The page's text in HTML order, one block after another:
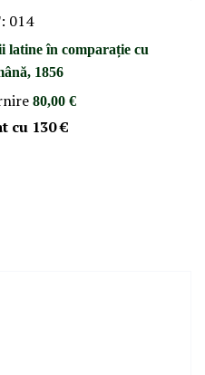
: 014
latine în comparație cu
1856
80,00 €
cu 130 €